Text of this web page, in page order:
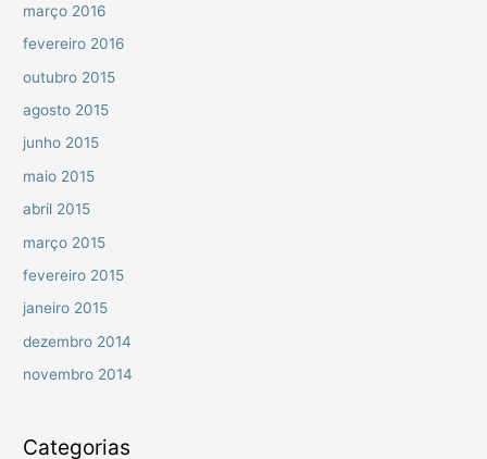
março 2016
fevereiro 2016
outubro 2015
agosto 2015
junho 2015
maio 2015
abril 2015
março 2015
fevereiro 2015
janeiro 2015
dezembro 2014
novembro 2014
Categorias